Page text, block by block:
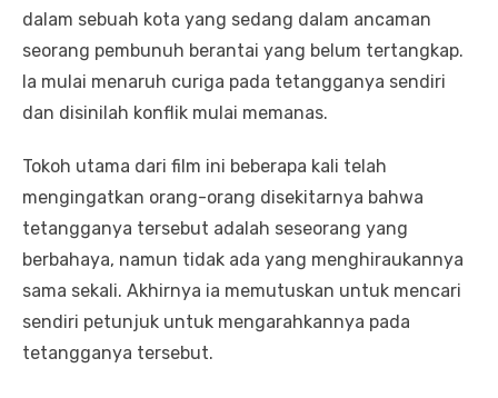
dalam sebuah kota yang sedang dalam ancaman
seorang pembunuh berantai yang belum tertangkap.
Ia mulai menaruh curiga pada tetangganya sendiri
dan disinilah konflik mulai memanas.
Tokoh utama dari film ini beberapa kali telah
mengingatkan orang-orang disekitarnya bahwa
tetangganya tersebut adalah seseorang yang
berbahaya, namun tidak ada yang menghiraukannya
sama sekali. Akhirnya ia memutuskan untuk mencari
sendiri petunjuk untuk mengarahkannya pada
tetangganya tersebut.